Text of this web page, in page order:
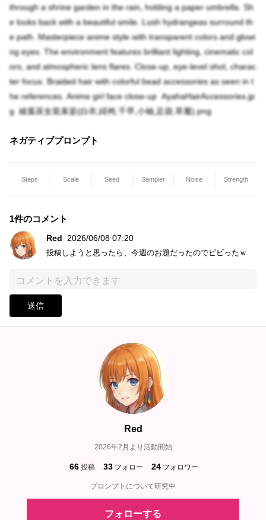
through a shrine garden in the rain, holding a paper umbrella. Sh
e looks back with a beautiful smile. Lush hydrangeas surround th
e path. Masterpiece anime style with transparent colors and glowi
ng eyes. The environment features brilliant lighting, cinematic col
ors, and atmospheric lens flares. Close-up, eye-level shot, charac
ter focus. Braided hair with colorful bead accessories as seen in t
he references. Anime girl face close-up AyahaHairAccessories.jp
g 綾葉巫女装束姿(白衣,緋袴,千早,小袖,足袋,草履).png
ネガティブプロンプト
Steps Scale Seed Sampler Noise Strength
1件のコメント
Red 2026/06/08 07:20
投稿しようと思ったら、今週のお題だったのでビビったｗ
送信
Red
2026年2月より活動開始
66 投稿 33 フォロー 24 フォロワー
プロンプトについて研究中
フォローする